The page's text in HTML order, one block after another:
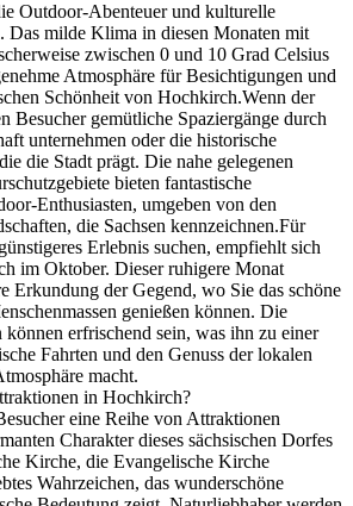
Outdoor-Abenteuer und kulturelle
Das milde Klima in diesen Monaten mit
zwischen 0 und 10 Grad Celsius
Atmosphäre für Besichtigungen und
Schönheit von Hochkirch.Wenn der
Besucher gemütliche Spaziergänge durch
unternehmen oder die historische
die Stadt prägt. Die nahe gelegenen
bieten fantastische
Enthusiasten, umgeben von den
die Sachsen kennzeichnen.Für
Erlebnis suchen, empfiehlt sich
im Oktober. Dieser ruhigere Monat
Erkundung der Gegend, wo Sie das schöne
genießen können. Die
können erfrischend sein, was ihn zu einer
Fahrten und den Genuss der lokalen
macht.
in Hochkirch?
eine Reihe von Attraktionen
Charakter dieses sächsischen Dorfes
Kirche, die Evangelische Kirche
Wahrzeichen, das wunderschöne